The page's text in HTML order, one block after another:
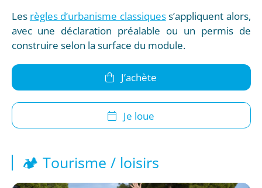
Les règles d’urbanisme classiquess’appliquent alors,
avec une déclaration préalable ou un permis de
construire selon la surface du module.
J’achète
Je loue
🏕️ Tourisme / loisirs